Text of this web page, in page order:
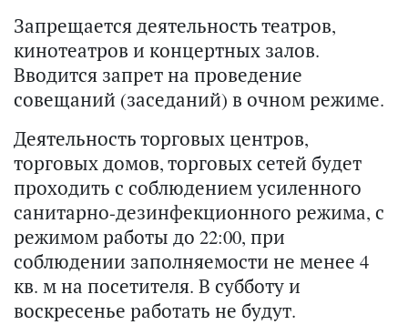
Запрещается деятельность театров,
кинотеатров и концертных залов.
Вводится запрет на проведение
совещаний (заседаний) в очном режиме.
Деятельность торговых центров,
торговых домов, торговых сетей будет
проходить с соблюдением усиленного
санитарно-дезинфекционного режима, с
режимом работы до 22:00, при
соблюдении заполняемости не менее 4
кв. м на посетителя. В субботу и
воскресенье работать не будут.